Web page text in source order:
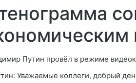
Путин провёл в режиме
Уважаемые коллеги, добрый